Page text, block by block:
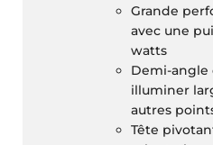
Grande
avec une
watts
Demi-angle
illuminer
autres
Tête